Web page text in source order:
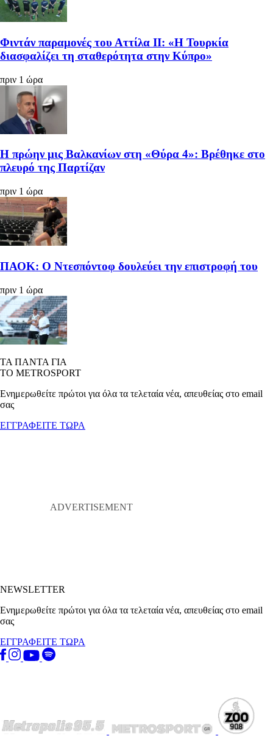
Φιντάν παραμονές του Αττίλα ΙΙ: «Η Τουρκία
διασφαλίζει τη σταθερότητα στην Κύπρο»
πριν 1 ώρα
Η πρώην μις Βαλκανίων στη «Θύρα 4»: Βρέθηκε στο
πλευρό της Παρτίζαν
πριν 1 ώρα
ΠΑΟΚ: Ο Ντεσπόντοφ δουλεύει την επιστροφή του
πριν 1 ώρα
ΤΑ ΠΑΝΤΑ ΓΙΑ
ΤΟ METROSPORT
Ενημερωθείτε πρώτοι για όλα τα τελεταία νέα, απευθείας στο email
σας
ΕΓΓΡΑΦΕΙΤΕ ΤΩΡΑ
NEWSLETTER
Ενημερωθείτε πρώτοι για όλα τα τελεταία νέα, απευθείας στο email
σας
ΕΓΓΡΑΦΕΙΤΕ ΤΩΡΑ